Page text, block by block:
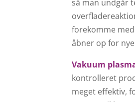
så man undgår
forekomme
åbner op for
Vakuum
kontrolleret
meget effektiv,